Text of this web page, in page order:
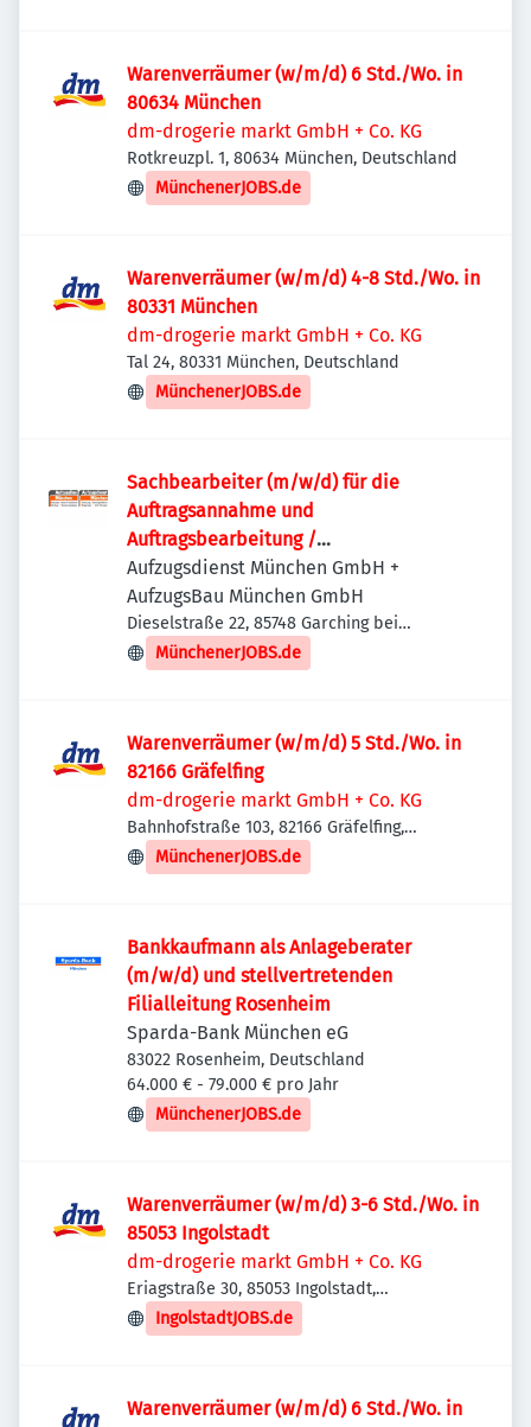
Warenverräumer (w/m/d) 6 Std./Wo. in
80634 München
dm-drogerie markt GmbH + Co. KG
Rotkreuzpl. 1, 80634 München, Deutschland
MünchenerJOBS.de
Warenverräumer (w/m/d) 4-8 Std./Wo. in
80331 München
dm-drogerie markt GmbH + Co. KG
Tal 24, 80331 München, Deutschland
MünchenerJOBS.de
Sachbearbeiter (m/w/d) für die
Auftragsannahme und
Auftragsbearbeitung /
Auftragsabwicklung
Aufzugsdienst München GmbH +
AufzugsBau München GmbH
Dieselstraße 22, 85748 Garching bei
München, Deutschland
MünchenerJOBS.de
Warenverräumer (w/m/d) 5 Std./Wo. in
82166 Gräfelfing
dm-drogerie markt GmbH + Co. KG
Bahnhofstraße 103, 82166 Gräfelfing,
Deutschland
MünchenerJOBS.de
Bankkaufmann als Anlageberater
(m/w/d) und stellvertretenden
Filialleitung Rosenheim
Sparda-Bank München eG
83022 Rosenheim, Deutschland
64.000 € - 79.000 € pro Jahr
MünchenerJOBS.de
Warenverräumer (w/m/d) 3-6 Std./Wo. in
85053 Ingolstadt
dm-drogerie markt GmbH + Co. KG
Eriagstraße 30, 85053 Ingolstadt,
Deutschland
IngolstadtJOBS.de
Warenverräumer (w/m/d) 6 Std./Wo. in